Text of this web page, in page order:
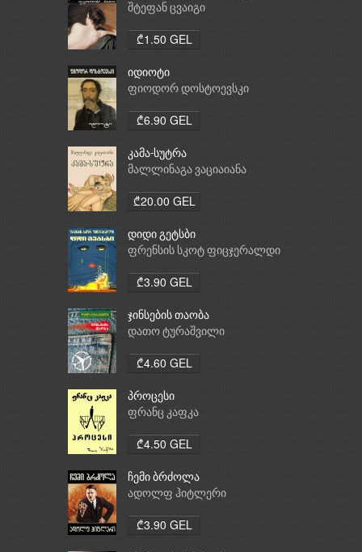
საათი
შტეფან ცვაიგი
₾1.50 GEL
იდიოტი
ფიოდორ დოსტოევსკი
₾6.90 GEL
კამა-სუტრა
მალლინაგა ვაციაიანა
₾20.00 GEL
დიდი გეტსბი
ფრენსის სკოტ ფიცჯერალდი
₾3.90 GEL
ჯინსების თაობა
დათო ტურაშვილი
₾4.60 GEL
პროცესი
ფრანც კაფკა
₾4.50 GEL
ჩემი ბრძოლა
ადოლფ ჰიტლერი
₾3.90 GEL